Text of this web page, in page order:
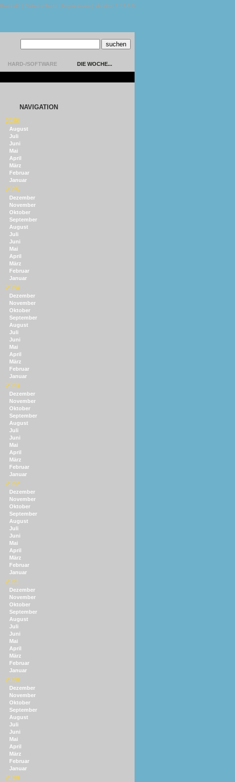
Kontakt | Datenschutz | Impressum | Version 1.13.0.9
HARD-/SOFTWARE DIE WOCHE...
NAVIGATION
2026
August
Juli
Juni
Mai
April
März
Februar
Januar
2025
Dezember
November
Oktober
September
August
Juli
Juni
Mai
April
März
Februar
Januar
2024
Dezember
November
Oktober
September
August
Juli
Juni
Mai
April
März
Februar
Januar
2023
Dezember
November
Oktober
September
August
Juli
Juni
Mai
April
März
Februar
Januar
2022
Dezember
November
Oktober
September
August
Juli
Juni
Mai
April
März
Februar
Januar
2021
Dezember
November
Oktober
September
August
Juli
Juni
Mai
April
März
Februar
Januar
2020
Dezember
November
Oktober
September
August
Juli
Juni
Mai
April
März
Februar
Januar
2019